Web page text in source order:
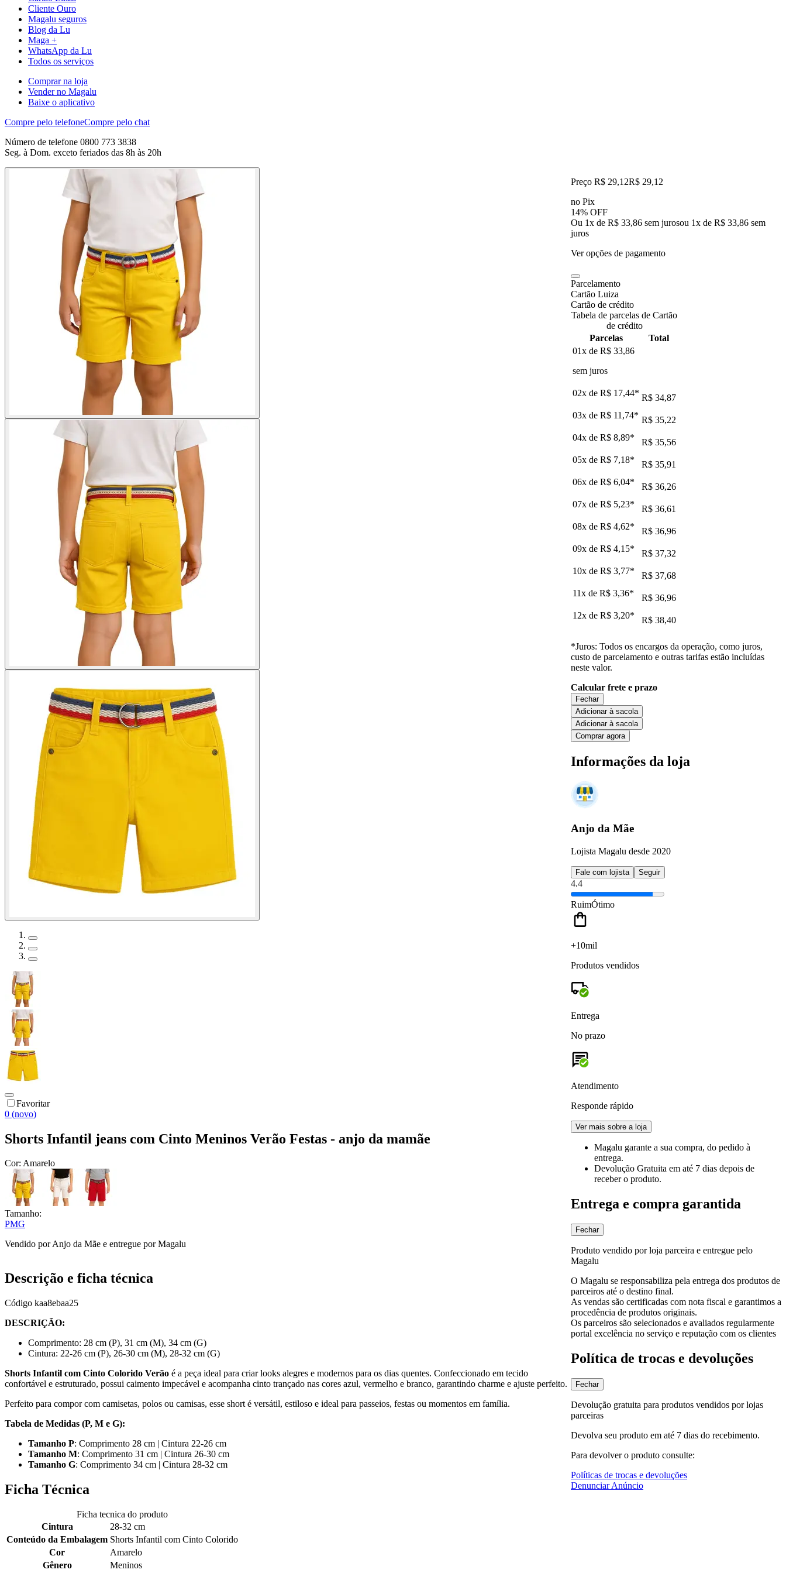
Cliente Ouro
Magalu seguros
Blog da Lu
Maga +
WhatsApp da Lu
Todos os serviços
Comprar na loja
Vender no Magalu
Baixe o aplicativo
Compre pelo telefoneCompre pelo chat
Número de telefone 0800 773 3838
Seg. à Dom. exceto feriados das 8h às 20h
Favoritar
0 (novo)
Shorts Infantil jeans com Cinto Meninos Verão Festas - anjo da mamãe
Cor: Amarelo
Tamanho:
PMG
Vendido porAnjo da Mãe e entregue por Magalu
Preço R$ 29,12R$ 29,12
no Pix
14% OFF
Ou 1x de R$ 33,86 sem jurosou 1x de R$ 33,86 sem
juros
Ver opções de pagamento
Parcelamento
Cartão Luiza
Cartão de crédito
Tabela de parcelas de Cartão
de crédito
Parcelas
Total
01x de R$ 33,86
sem juros
02x de R$ 17,44* R$ 34,87
03x de R$ 11,74* R$ 35,22
04x de R$ 8,89*
R$ 35,56
05x de R$ 7,18*
R$ 35,91
06x de R$ 6,04*
R$ 36,26
07x de R$ 5,23*
R$ 36,61
08x de R$ 4,62*
R$ 36,96
09x de R$ 4,15*
R$ 37,32
10x de R$ 3,77*
R$ 37,68
11x de R$ 3,36*
R$ 36,96
12x de R$ 3,20* R$ 38,40
*Juros: Todos os encargos da operação, como juros,
custo de parcelamento e outras tarifas estão incluídas
neste valor.
Calcular frete e prazo
Fechar
Adicionar à sacola
Adicionar à sacola
Comprar agora
Informações da loja
Anjo da Mãe
Lojista Magalu desde 2020
Fale com lojista Seguir
4.4
RuimÓtimo
+10mil
Produtos vendidos
Entrega
No prazo
Atendimento
Responde rápido
Ver mais sobre a loja
Magalu garante a sua compra, do pedido à
entrega.
Devolução Gratuita em até 7 dias depois de
receber o produto.
Entrega e compra garantida
Fechar
Produto vendido por loja parceira e entregue pelo
Magalu
O Magalu se responsabiliza pela entrega dos produtos de
parceiros até o destino final.
As vendas são certificadas com nota fiscal e garantimos a
procedência de produtos originais.
Os parceiros são selecionados e avaliados regularmente
portal excelência no serviço e reputação com os clientes
Política de trocas e devoluções
Fechar
Devolução gratuita para produtos vendidos por lojas
parceiras
Devolva seu produto em até 7 dias do recebimento.
Para devolver o produto consulte:
Políticas de trocas e devoluções
Denunciar Anúncio
Descrição e ficha técnica
Código kaa8ebaa25
DESCRIÇÃO:
Comprimento: 28 cm (P), 31 cm (M), 34 cm (G)
Cintura: 22-26 cm (P), 26-30 cm (M), 28-32 cm (G)
Shorts Infantil com Cinto Colorido Verão é a peça ideal para criar looks alegres e modernos para os dias quentes. Confeccionado em tecido
confortável e estruturado, possui caimento impecável e acompanha cinto trançado nas cores azul, vermelho e branco, garantindo charme e ajuste perfeito.
Perfeito para compor com camisetas, polos ou camisas, esse short é versátil, estiloso e ideal para passeios, festas ou momentos em família.
Tabela de Medidas (P, M e G):
Tamanho P: Comprimento 28 cm | Cintura 22-26 cm
Tamanho M: Comprimento 31 cm | Cintura 26-30 cm
Tamanho G: Comprimento 34 cm | Cintura 28-32 cm
Ficha Técnica
Ficha tecnica do produto
Cintura
28-32 cm
Conteúdo da Embalagem Shorts Infantil com Cinto Colorido
Cor
Amarelo
Gênero
Meninos